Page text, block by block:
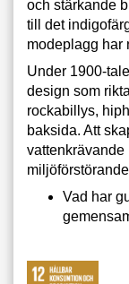
och stärkande
till det
modeplagg har
Under 1900-
design som
rockabillys,
baksida. Att
Vad har